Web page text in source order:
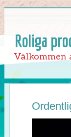
Roliga
Välkommen